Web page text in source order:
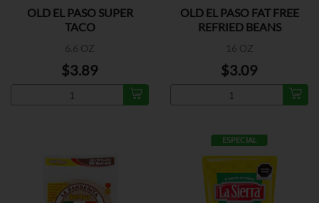
OLD EL PASO SUPER
TACO
6.6 OZ
$3.89
OLD EL PASO FAT FREE
REFRIED BEANS
16 OZ
$3.09
ESPECIAL